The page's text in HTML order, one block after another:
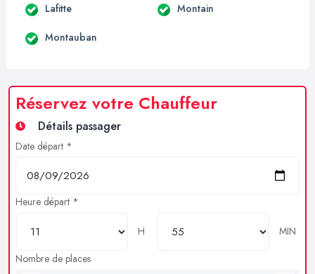
Lafitte Montain
Montauban
Réservez votre Chauffeur
Détails passager
Date départ *
Heure départ *
H
MIN
Nombre de places